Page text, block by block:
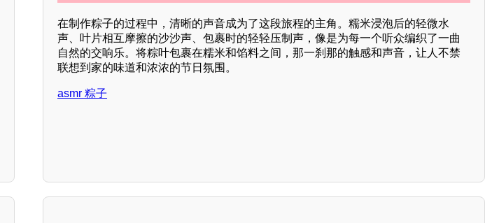
在制作粽子的过程中，清晰的声音成为了这段旅程的主角。糯米浸泡后的轻微水
声、叶片相互摩擦的沙沙声、包裹时的轻轻压制声，像是为每一个听众编织了一曲
自然的交响乐。将粽叶包裹在糯米和馅料之间，那一刹那的触感和声音，让人不禁
联想到家的味道和浓浓的节日氛围。
asmr 粽子